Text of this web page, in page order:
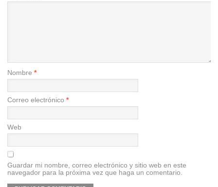
Nombre *
Correo electrónico *
Web
Guardar mi nombre, correo electrónico y sitio web en este
navegador para la próxima vez que haga un comentario.